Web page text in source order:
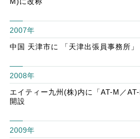
2007年
中国 天津市に 「天津出張員事務所
2008年
エイティー九州(株)内に「AT-M／
開設
2009年